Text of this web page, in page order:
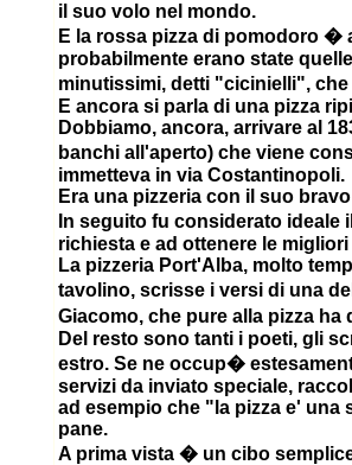
il suo volo nel mondo.
E la rossa pizza di pomodoro �
probabilmente erano state
minutissimi, detti "cicinielli",
E ancora si parla di una pizza
Dobbiamo, ancora, arrivare al
banchi all'aperto) che viene
immetteva in via Costantinopoli.
Era una pizzeria con il suo
In seguito fu considerato
richiesta e ad ottenere le migliori
La pizzeria Port'Alba, molto
tavolino, scrisse i versi di una
Giacomo, che pure alla pizza
Del resto sono tanti i poeti, gli
estro. Se ne occup�
servizi da inviato speciale,
ad esempio che "la pizza e' una
pane.
A prima vista � un cibo